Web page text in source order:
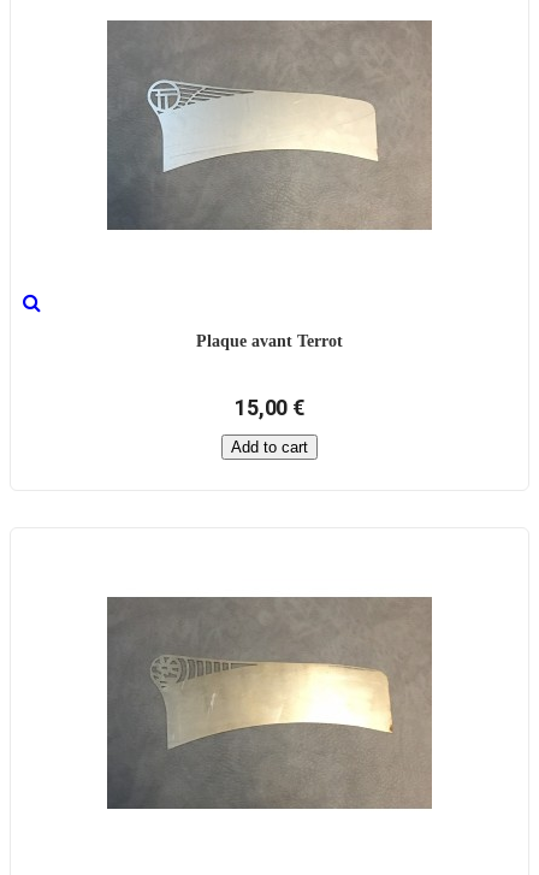
Plaque avant Terrot
15,00 €
Add to cart